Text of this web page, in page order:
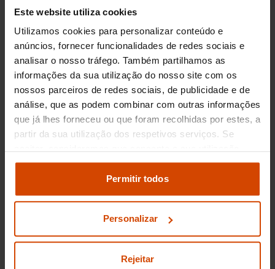
Este website utiliza cookies
Utilizamos cookies para personalizar conteúdo e
anúncios, fornecer funcionalidades de redes sociais e
analisar o nosso tráfego. Também partilhamos as
informações da sua utilização do nosso site com os
nossos parceiros de redes sociais, de publicidade e de
análise, que as podem combinar com outras informações
que já lhes forneceu ou que foram recolhidas por estes, a
partir da sua utilização dos respetivos serviços. Se
Pode modificar as suas opções de consentimento e
definições de cookies
definições e saber mais na nossa
Permitir todos
Personalizar
Rejeitar
inspecionadas para garantir confiabilidade e
escolher o modelo perfeito para explorar Braga
e arredores.
Preço dos Renault
Captur usados em
Braga
Na cidade de Braga, os preços dos Renault
Captur usados podem variar dependendo de
quilometragem e estado geral do veículo. Em
média, um Renault Captur usado pode ser
12,000 euros para modelos mais antigos e
menos equipados, podendo chegar até aos